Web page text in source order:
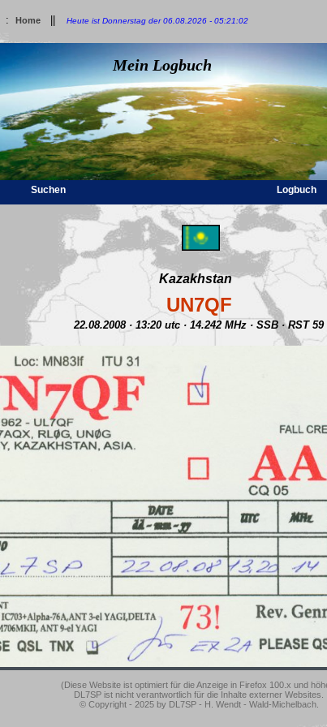
: Home Heute ist Donnerstag der 06.08.2026 - 05:21:02
Mein Logbuch
Suchen Logbuch
Kazakhstan
UN7QF
22.08.2008 · 13:20 utc · 14.242 MHz · SSB · RST 59
(Diese Website ist optimiert für die Anzeige in Firefox 100.x und
DL7SP ist nicht verantwortlich für die Inhalte externer Websites.
© Copyright - 2025 by DL7SP - H. Wendt - Wald-Michelbach.